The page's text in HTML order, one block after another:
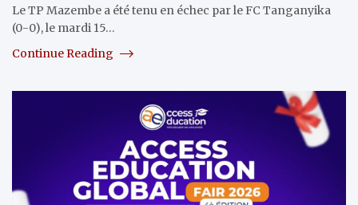
Le TP Mazembe a été tenu en échec par le FC Tanganyika
(0-0), le mardi 15…
Continue Reading